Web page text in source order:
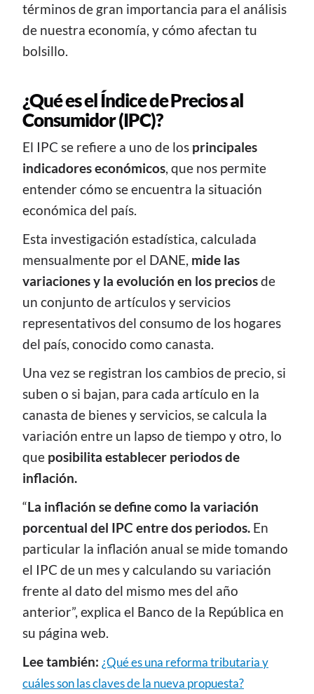
términos de gran importancia para el análisis
de nuestra economía, y cómo afectan tu
bolsillo.
¿Qué es el Índice de Precios al
Consumidor (IPC)?
El IPC se refiere a uno de los principales
indicadores económicos, que nos permite
entender cómo se encuentra la situación
económica del país.
Esta investigación estadística, calculada
mensualmente por el DANE, mide las
variaciones y la evolución en los preciosde
un conjunto de artículos y servicios
representativos del consumo de los hogares
del país, conocido como canasta.
Una vez se registran los cambios de precio, si
suben o si bajan, para cada artículo en la
canasta de bienes y servicios, se calcula la
variación entre un lapso de tiempo y otro, lo
que posibilita establecer periodos de
inflación.
“La inflación se define como la variación
porcentual del IPC entre dos periodos. En
particular la inflación anual se mide tomando
el IPC de un mes y calculando su variación
frente al dato del mismo mes del año
anterior”, explica el Banco de la República en
su página web.
Lee también: ¿Qué es una reforma tributaria y
cuáles son las claves de la nueva propuesta?